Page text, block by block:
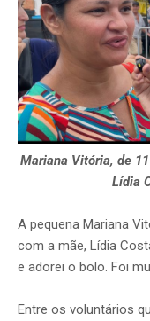
Mariana Vitória, de
Lídia
A pequena Mariana
com a mãe, Lídia
e adorei o bolo. Foi
Entre os voluntários